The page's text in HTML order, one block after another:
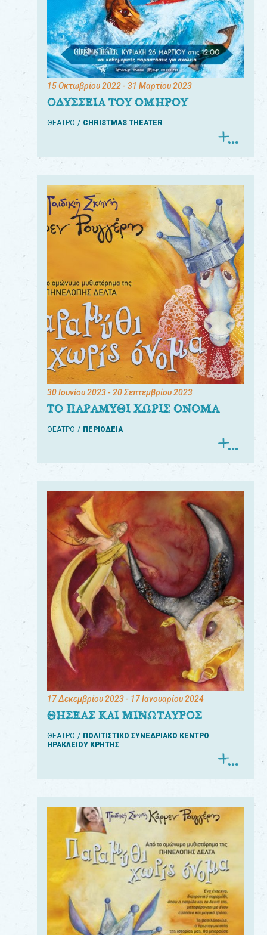
15 Οκτωβρίου 2022- 31 Μαρτίου 2023
ΟΔΥΣΣΕΙΑ ΤΟΥ ΟΜΗΡΟΥ
ΘΕΑΤΡΟ CHRISTMAS THEATER
30 Ιουνίου 2023- 20 Σεπτεμβρίου 2023
ΤΟ ΠΑΡΑΜΥΘΙ ΧΩΡΙΣ ΟΝΟΜΑ
ΘΕΑΤΡΟ ΠΕΡΙΟΔΕΙΑ
17 Δεκεμβρίου 2023- 17 Ιανουαρίου 2024
ΘΗΣΕΑΣ ΚΑΙ ΜΙΝΩΤΑΥΡΟΣ
ΘΕΑΤΡΟ
ΠΟΛΙΤΙΣΤΙΚΟ ΣΥΝΕΔΡΙΑΚΟ ΚΕΝΤΡΟ
ΗΡΑΚΛΕΙΟΥ ΚΡΗΤΗΣ